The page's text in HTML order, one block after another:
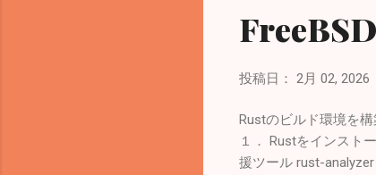
Race）をコンパイル
の世界（C++やJava
に忠実。 所有権（
いた人が責任を持っ
Borrowing） ： 書き
投稿日： 2月 02, 2026
Rustのビルド環境を構
１． Rustをインスト
援ツール rust-